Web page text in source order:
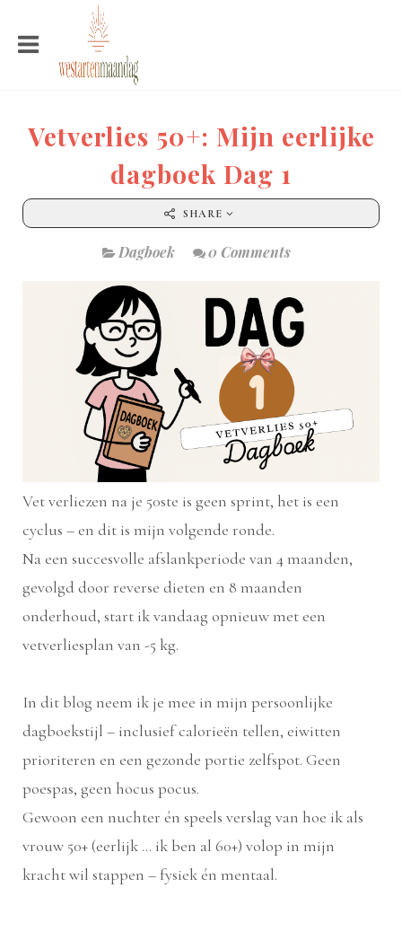
Vetverlies 50+: Mijn eerlijke
dagboek Dag 1
SHARE
Dagboek 0 Comments
Vet verliezen na je 50ste is geen sprint, het is een
cyclus – en dit is mijn volgende ronde.
Na een succesvolle afslankperiode van 4 maanden,
gevolgd door reverse dieten en 8 maanden
onderhoud, start ik vandaag opnieuw met een
vetverliesplan van -5 kg.
In dit blog neem ik je mee in mijn persoonlijke
dagboekstijl – inclusief calorieën tellen, eiwitten
prioriteren en een gezonde portie zelfspot. Geen
poespas, geen hocus pocus.
Gewoon een nuchter én speels verslag van hoe ik als
vrouw 50+ (eerlijk ... ik ben al 60+) volop in mijn
kracht wil stappen – fysiek én mentaal.